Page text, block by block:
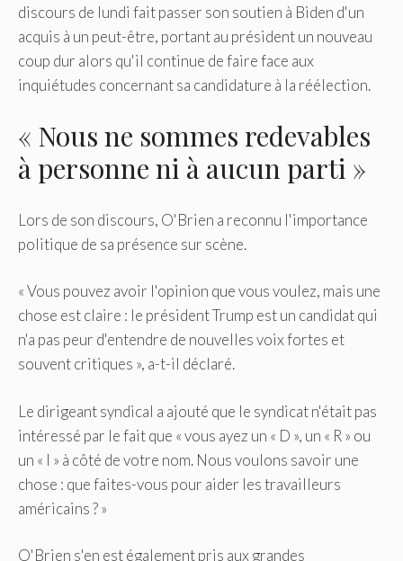
discours de lundi fait passer son soutien à Biden d'un
acquis à un peut-être, portant au président un nouveau
coup dur alors qu'il continue de faire face aux
inquiétudes concernant sa candidature à la réélection.
« Nous ne sommes redevables
à personne ni à aucun parti »
Lors de son discours, O'Brien a reconnu l'importance
politique de sa présence sur scène.
« Vous pouvez avoir l'opinion que vous voulez, mais une
chose est claire : le président Trump est un candidat qui
n'a pas peur d'entendre de nouvelles voix fortes et
souvent critiques », a-t-il déclaré.
Le dirigeant syndical a ajouté que le syndicat n'était pas
intéressé par le fait que « vous ayez un « D », un « R » ou
un « I » à côté de votre nom. Nous voulons savoir une
chose : que faites-vous pour aider les travailleurs
américains ? »
O'Brien s'en est également pris aux grandes